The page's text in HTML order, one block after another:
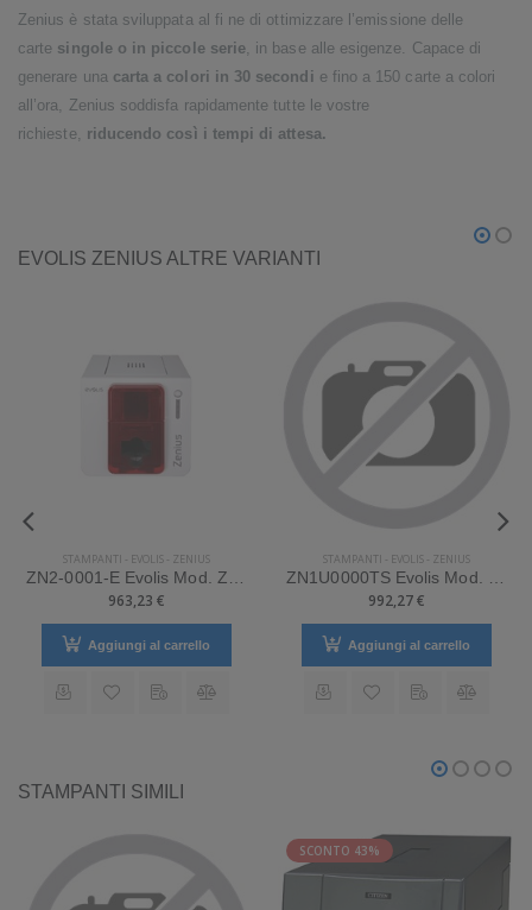
Zenius è stata sviluppata al fi ne di ottimizzare l’emissione delle
carte singole o in piccole serie, in base alle esigenze. Capace di
generare una carta a colori in 30 secondi e fino a 150 carte a colori
all’ora, Zenius soddisfa rapidamente tutte le vostre
richieste, riducendo così i tempi di attesa.
EVOLIS ZENIUS ALTRE VARIANTI
STAMPANTI - EVOLIS- ZENIUS
ZN2-0001-E Evolis Mod. Zenius. Stampante di card. Tipologia: Desktop.
963,23 €
Aggiungi al carrello
STAMPANTI - EVOLIS- ZENIUS
ZN1U0000TS Evolis Mod. Zenius. Stampante di card. Tipologia: Desktop.
992,27 €
Aggiungi al carrello
STAMPANTI SIMILI
SCONTO 43%